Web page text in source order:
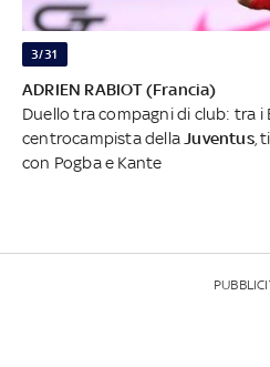
3/31
ADRIEN RABIOT (Francia)
Duello tra compagni di club: tra i
centrocampista della Juventus,
con Pogba e Kante